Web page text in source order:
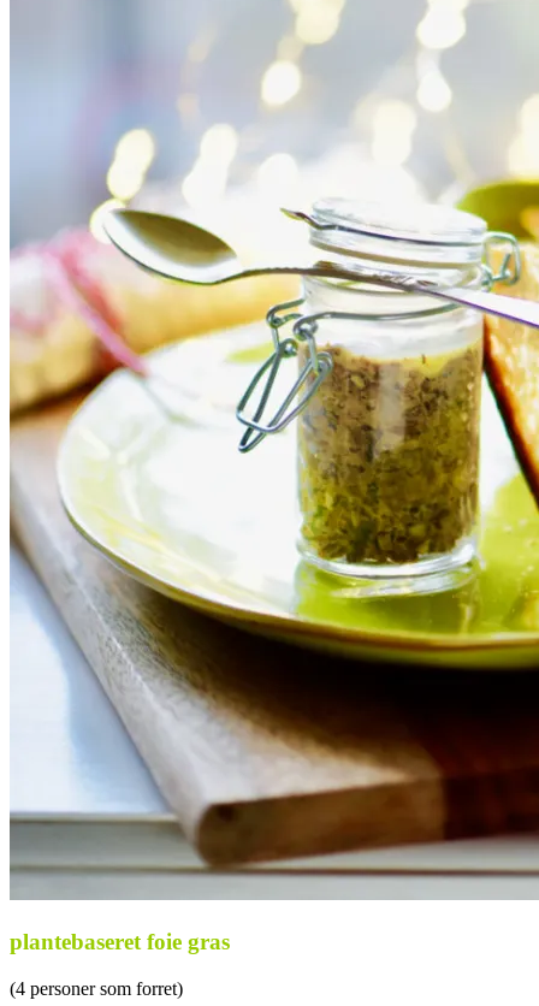
plantebaseret foie gras
(4 personer som forret)